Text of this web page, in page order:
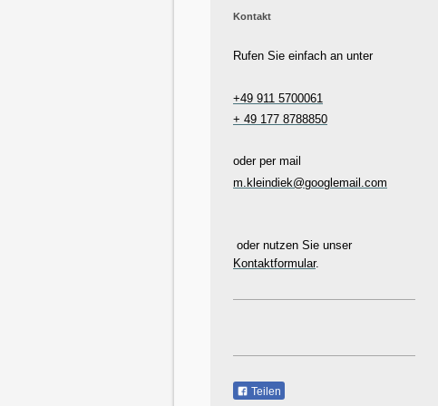
Kontakt
Rufen Sie einfach an unter
+49 911 5700061
+ 49 177 8788850
oder per mail
m.kleindiek@googlemail.com
oder nutzen Sie unser
Kontaktformular.
Teilen